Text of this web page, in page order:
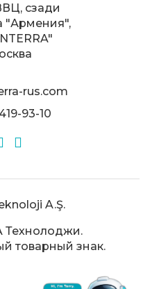
сзади
"Армения",
rus.com
93-10
Технолоджи.
товарный знак.